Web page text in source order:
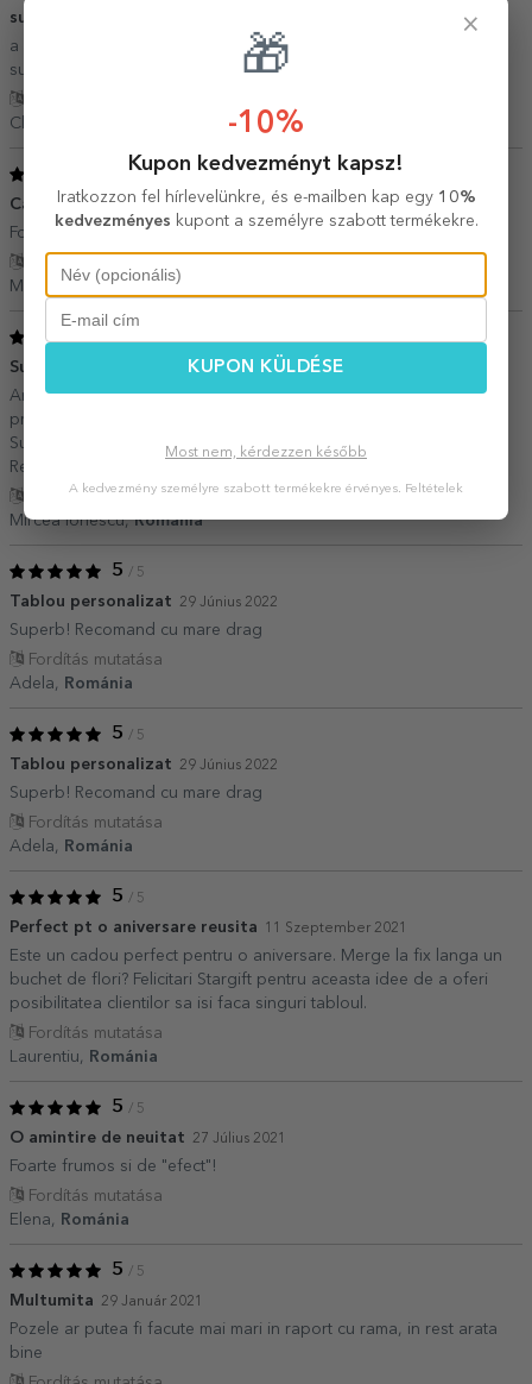
super
a venit impachetat super ok, pentru un cadou a fost foarte bun,
sunt multumit de produs
Claudiu,
Cadoul perfect 12 Május 2024
Foarte frumos tabloul și de calitate ❤️
Maria Sabrina,
Románia
5/ 5
Super achizitie 12 Április 2023
Am comandat mai acest produs pentru un prieten. Imi plac
produsele Stargift deoarece nu imi fac griji legate de calitate.
Super profesionisti! Foarte rapizi! Foarte atenti! Foarte saritori!
Recomand cu caldura tablourile si nu numai.
Fordítás mutatása
Mircea Ionescu,Románia
5 / 5
Tablou personalizat 29 Június 2022
Superb! Recomand cu mare drag
Fordítás mutatása
Adela,
Románia
5 / 5
Tablou personalizat 29 Június 2022
Superb! Recomand cu mare drag
Fordítás mutatása
Adela,
Románia
5 / 5
Perfect pt o aniversare reusita 11 Szeptember 2021
Este un cadou perfect pentru o aniversare. Merge la fix langa un
buchet de flori? Felicitari Stargift pentru aceasta idee de a oferi
posibilitatea clientilor sa isi faca singuri tabloul.
Fordítás mutatása
Laurentiu,
Románia
5 / 5
O amintire de neuitat 27 Július 2021
Foarte frumos si de "efect"!
Fordítás mutatása
Elena,
Románia
5 / 5
Multumita 29 Január 2021
Pozele ar putea fi facute mai mari in raport cu rama, in rest arata
bine
×
🎁
-10%
Kupon kedvezményt kapsz!
Iratkozzon fel hírlevelünkre, és e-mailben kap egy 10%
kedvezményes kupont a személyre szabott termékekre.
KUPON KÜLDÉSE
Most nem, kérdezzen később
A kedvezmény személyre szabott termékekre érvényes. Feltételek